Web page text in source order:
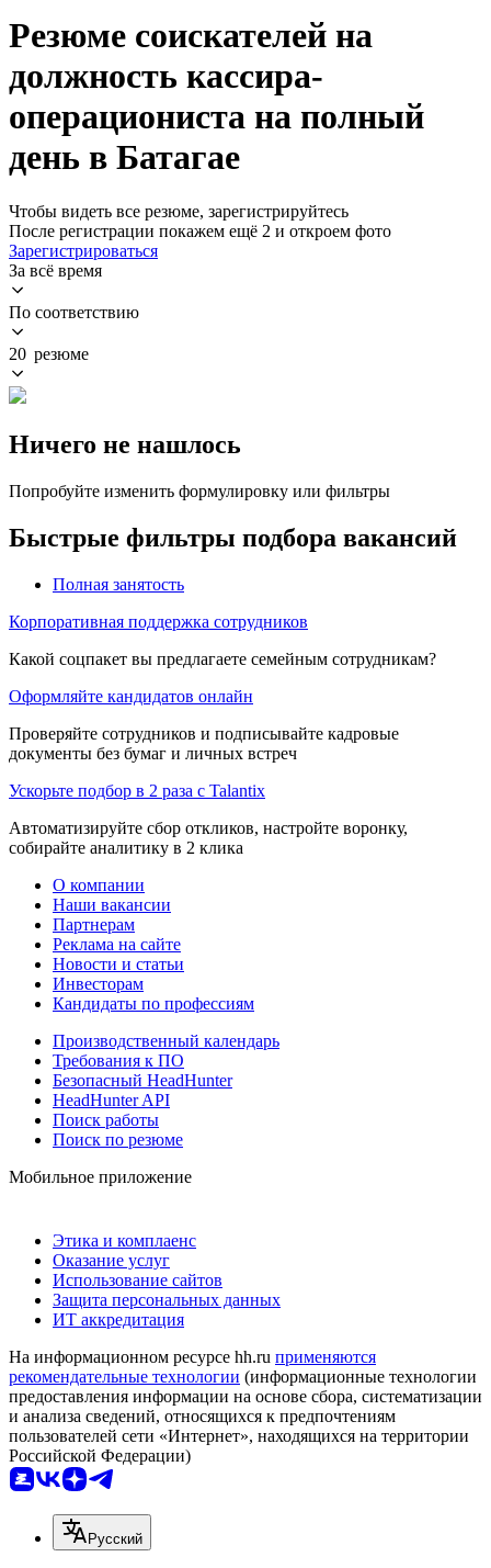
Резюме соискателей на
должность кассира-
операциониста на полный
день в Батагае
Чтобы видеть все резюме, зарегистрируйтесь
После регистрации покажем ещё 2 и откроем фото
Зарегистрироваться
За всё время
По соответствию
20 резюме
Ничего не нашлось
Попробуйте изменить формулировку или фильтры
Быстрые фильтры подбора вакансий
Полная занятость
Корпоративная поддержка сотрудников
Какой соцпакет вы предлагаете семейным сотрудникам?
Оформляйте кандидатов онлайн
Проверяйте сотрудников и подписывайте кадровые
документы без бумаг и личных встреч
Ускорьте подбор в 2 раза с Talantix
Автоматизируйте сбор откликов, настройте воронку,
собирайте аналитику в 2 клика
О компании
Наши вакансии
Партнерам
Реклама на сайте
Новости и статьи
Инвесторам
Кандидаты по профессиям
Производственный календарь
Требования к ПО
Безопасный HeadHunter
HeadHunter API
Поиск работы
Поиск по резюме
Мобильное приложение
Этика и комплаенс
Оказание услуг
Использование сайтов
Защита персональных данных
ИТ аккредитация
На информационном ресурсе hh.ru применяются
рекомендательные технологии (информационные технологии
предоставления информации на основе сбора, систематизации
и анализа сведений, относящихся к предпочтениям
пользователей сети «Интернет», находящихся на территории
Российской Федерации)
Русский